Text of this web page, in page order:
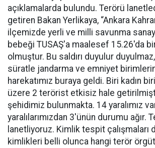
açıklamalarda bulundu. Terörü
getiren Bakan Yerlikaya, “Ankara
ilçemizde yerli ve milli savunma
bebeği TUSAŞ'a maalesef 15.26'da bir
olmuştur. Bu saldırı duyulur
süratle jandarma ve emniyet
harekatımız buraya geldi. Biri kadın
üzere 2 terörist etkisiz hale
şehidimiz bulunmakta. 14 yaralımız
yaralılarımızdan 3'ünün durumu ağır.
lanetliyoruz. Kimlik tespit çalışmaları
kimlikleri belli olunca hangi terör